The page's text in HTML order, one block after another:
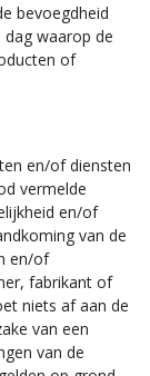
bevoegdheid
waarop de
of
en/of diensten
vermelde
en/of
van de
en/of
fabrikant of
niets af aan de
van een
van de